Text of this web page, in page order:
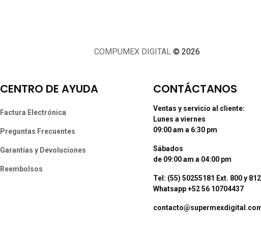
COMPUMEX DIGITAL © 2026
CENTRO DE AYUDA
Factura Electrónica
Preguntas Frecuentes
Garantías y Devoluciones
Reembolsos
CONTÁCTANOS
Ventas y servicio al cliente:
Lunes a viernes
09:00 am a 6:30 pm
Sábados
de 09:00 am a 04:00 pm
Tel: (55) 50255181 Ext. 800 y 812
Whatsapp +52 56 10704437